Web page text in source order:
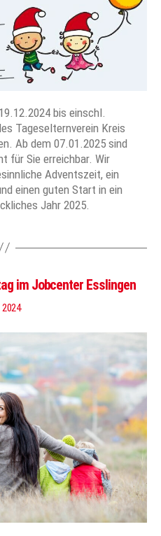
bis einschl.
Tageselternverein Kreis
Ab dem 07.01.2025 sind
für Sie erreichbar. Wir
Adventszeit, ein
einen guten Start in ein
Jahr 2025.
im Jobcenter Esslingen
2024